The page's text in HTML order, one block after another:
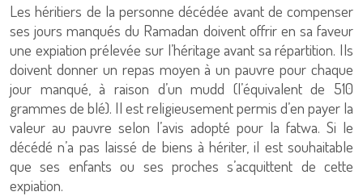
Les héritiers de la personne décédée avant de compenser
ses jours manqués du Ramadan doivent offrir en sa faveur
une expiation prélevée sur l’héritage avant sa répartition. Ils
doivent donner un repas moyen à un pauvre pour chaque
jour manqué, à raison d’un mudd (l’équivalent de 510
grammes de blé). Il est religieusement permis d’en payer la
valeur au pauvre selon l’avis adopté pour la fatwa. Si le
décédé n’a pas laissé de biens à hériter, il est souhaitable
que ses enfants ou ses proches s’acquittent de cette
expiation.